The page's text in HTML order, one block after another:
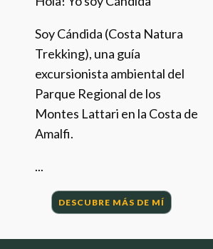
Soy Cándida (Costa Natura
Trekking), una guía
excursionista ambiental del
Parque Regional de los
Montes Lattari en la Costa de
Amalfi.
...
DESCUBRE MÁS DE MÍ